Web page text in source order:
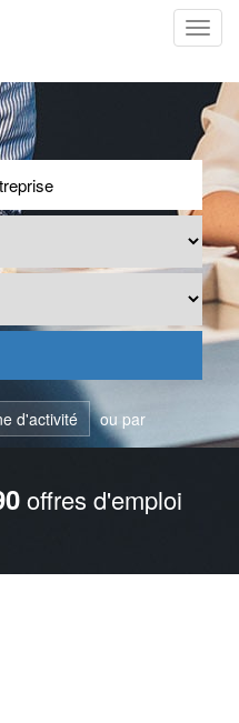
d'activité
ou par
offres d'emploi